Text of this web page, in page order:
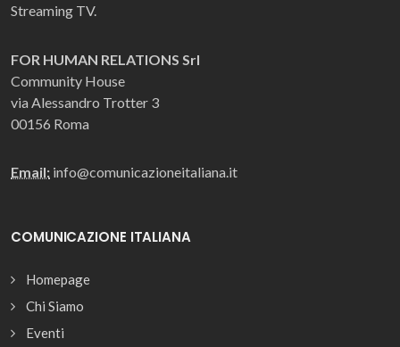
Streaming TV.
FOR HUMAN RELATIONS Srl
Community House
via Alessandro Trotter 3
00156 Roma
Email: info@comunicazioneitaliana.it
COMUNICAZIONE ITALIANA
Homepage
Chi Siamo
Eventi